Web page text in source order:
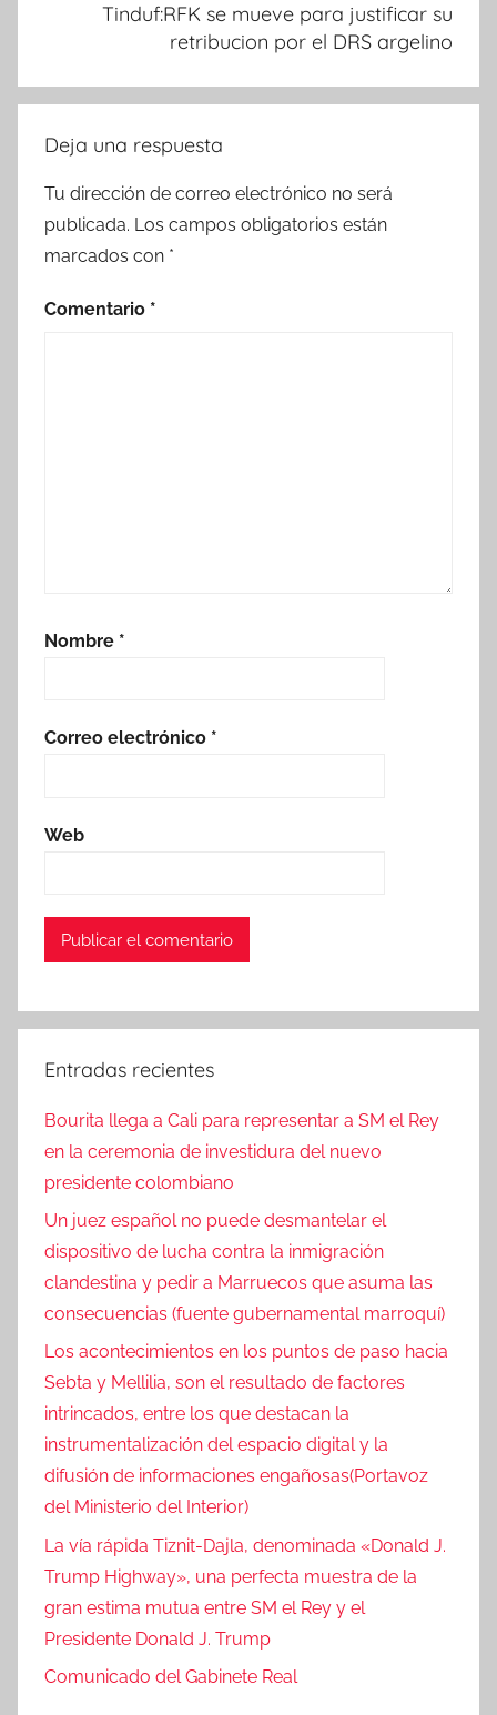
Tinduf:RFK se mueve para justificar su
retribucion por el DRS argelino
Deja una respuesta
Tu dirección de correo electrónico no será
publicada. Los campos obligatorios están
marcados con *
Comentario *
Nombre *
Correo electrónico *
Web
Entradas recientes
Bourita llega a Cali para representar a SM el Rey
en la ceremonia de investidura del nuevo
presidente colombiano
Un juez español no puede desmantelar el
dispositivo de lucha contra la inmigración
clandestina y pedir a Marruecos que asuma las
consecuencias (fuente gubernamental marroquí)
Los acontecimientos en los puntos de paso hacia
Sebta y Mellilia, son el resultado de factores
intrincados, entre los que destacan la
instrumentalización del espacio digital y la
difusión de informaciones engañosas(Portavoz
del Ministerio del Interior)
La vía rápida Tiznit-Dajla, denominada «Donald J.
Trump Highway», una perfecta muestra de la
gran estima mutua entre SM el Rey y el
Presidente Donald J. Trump
Comunicado del Gabinete Real